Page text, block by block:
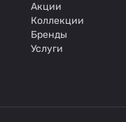
Акции
Коллекции
Бренды
Услуги